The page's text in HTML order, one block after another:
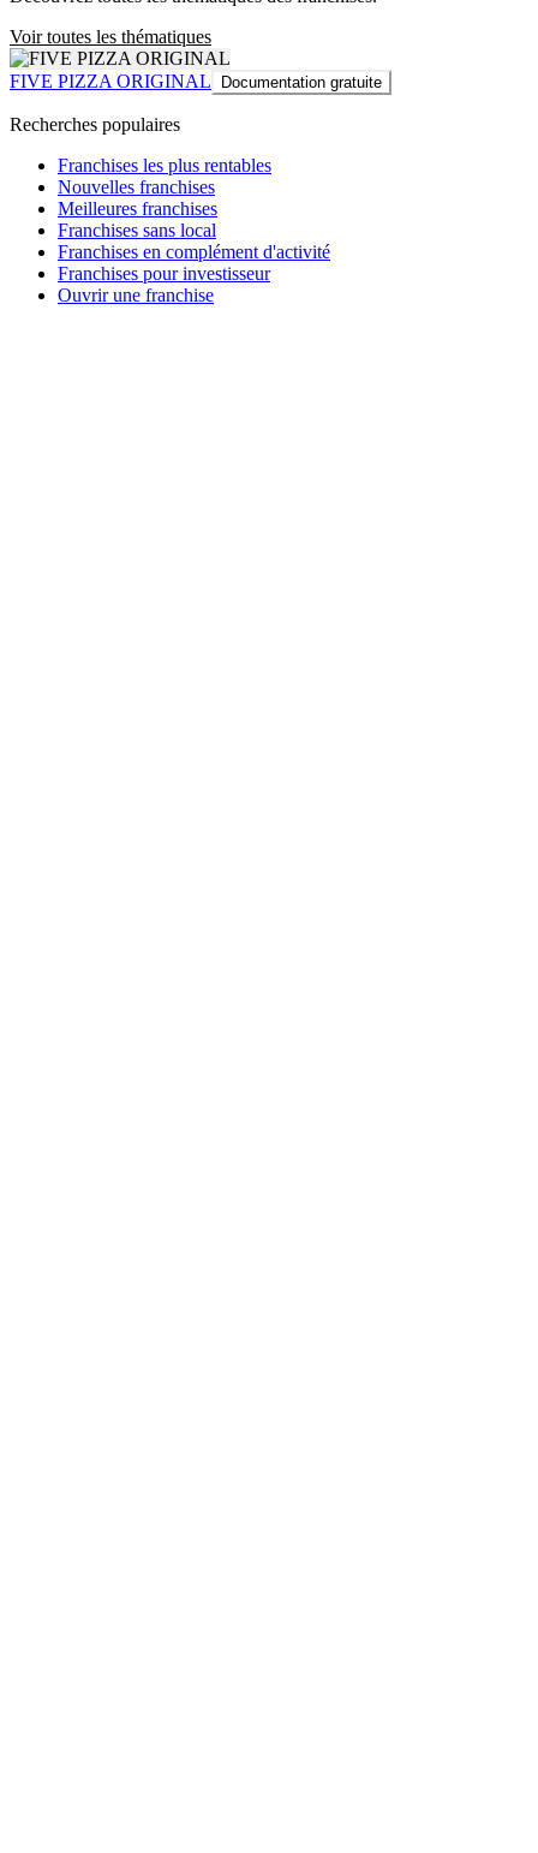
Voir toutes les thématiques
FIVE PIZZA ORIGINAL Documentation gratuite
Recherches populaires
Franchises les plus rentables
Nouvelles franchises
Meilleures franchises
Franchises sans local
Franchises en complément d'activité
Franchises pour investisseur
Ouvrir une franchise